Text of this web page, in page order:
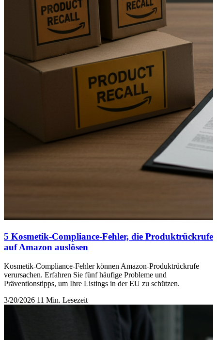
5 Kosmetik-Compliance-Fehler, die Produktrückrufe
auf Amazon auslösen
Kosmetik-Compliance-Fehler können Amazon-Produktrückrufe
verursachen. Erfahren Sie fünf häufige Probleme und
Präventionstipps, um Ihre Listings in der EU zu schützen.
3/20/2026 11 Min. Lesezeit